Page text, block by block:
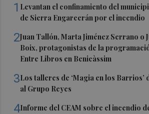
1 Levantan el confinamiento del
de Sierra Engarcerán por el incendio
2Juan Tallón, Marta Jiménez Serrano o
Boix, protagonistas de la
Entre Libros en Benicàssim
3Los talleres de ‘Magia en los Barrios’
al Grupo Reyes
4Informe del CEAM sobre el incendio